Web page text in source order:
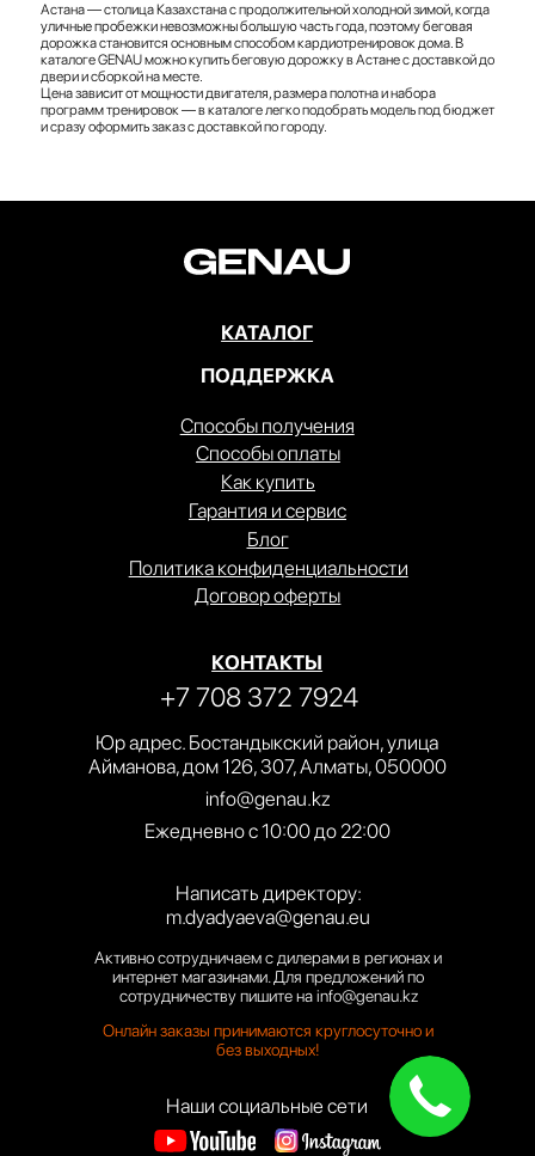
Астана — столица Казахстана с продолжительной холодной зимой, когда
уличные пробежки невозможны большую часть года, поэтому беговая
дорожка становится основным способом кардиотренировок дома. В
каталоге GENAU можно купить беговую дорожку в Астане с доставкой до
двери и сборкой на месте.
Цена зависит от мощности двигателя, размера полотна и набора
программ тренировок — в каталоге легко подобрать модель под бюджет
и сразу оформить заказ с доставкой по городу.